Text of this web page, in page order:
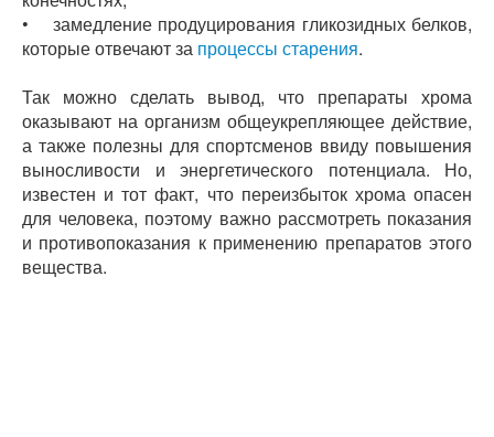
• замедление продуцирования гликозидных белков,
которые отвечают за процессы старения.
Так можно сделать вывод, что препараты хрома
оказывают на организм общеукрепляющее действие,
а также полезны для спортсменов ввиду повышения
выносливости и энергетического потенциала. Но,
известен и тот факт, что переизбыток хрома опасен
для человека, поэтому важно рассмотреть показания
и противопоказания к применению препаратов этого
вещества.